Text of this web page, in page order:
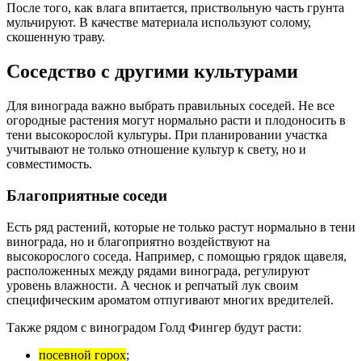
После того, как влага впитается, приствольную часть грунта
мульчируют. В качестве материала используют солому,
скошенную траву.
Соседство с другими культурами
Для винограда важно выбрать правильных соседей. Не все
огородные растения могут нормально расти и плодоносить в
тени высокорослой культуры. При планировании участка
учитывают не только отношение культур к свету, но и
совместимость.
Благоприятные соседи
Есть ряд растений, которые не только растут нормально в тени
винограда, но и благоприятно воздействуют на
высокорослого соседа. Например, с помощью грядок щавеля,
расположенных между рядами винограда, регулируют
уровень влажности. А чеснок и репчатый лук своим
специфическим ароматом отпугивают многих вредителей.
Также рядом с виноградом Голд Фингер будут расти:
посевной горох;